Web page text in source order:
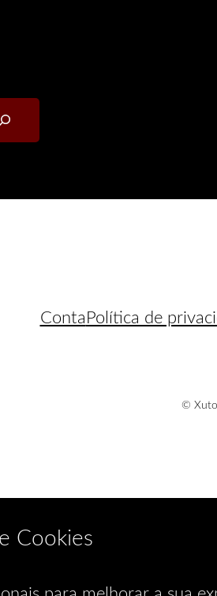
Conta Política de
©
Cookies